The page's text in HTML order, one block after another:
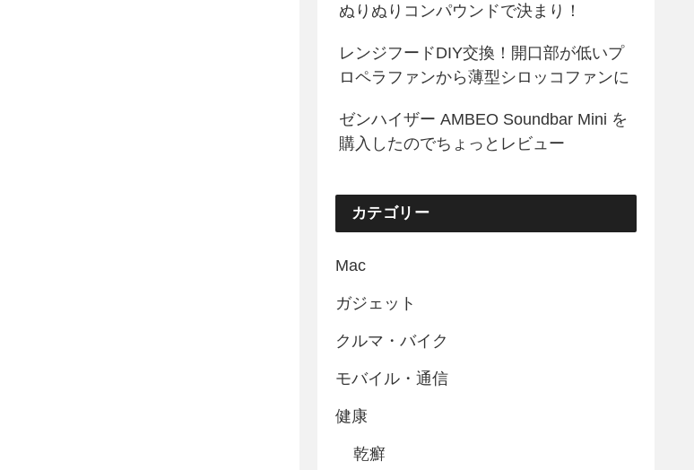
ぬりぬりコンパウンドで決まり！
レンジフードDIY交換！開口部が低いプ
ロペラファンから薄型シロッコファンに
ゼンハイザー AMBEO Soundbar Mini を
購入したのでちょっとレビュー
カテゴリー
Mac
ガジェット
クルマ・バイク
モバイル・通信
健康
乾癬